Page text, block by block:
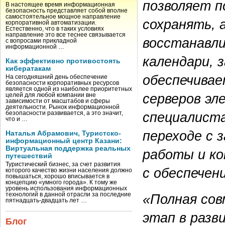
В настоящее время информационная
безопасность представляет собой вполне
самостоятельное мощное направление
корпоративной автоматизации.
Естественно, что в таких условиях
направление это все теснее связывается
с вопросами прикладной
информационной …
Как эффективно противостоять
кибератакам
На сегодняшний день обеспечение
безопасности корпоративных ресурсов
является одной из наиболее приоритетных
целей для любой компании вне
зависимости от масштабов и сферы
деятельности. Рынок информационной
безопасности развивается, а это значит,
что и …
Наталья Абрамович, Туристско-
информационный центр Казани:
Виртуальная поддержка реальных
путешествий
Туристический бизнес, за счет развития
которого качество жизни населения должно
повышаться, хорошо вписывается в
концепцию «умного города». К тому же
уровень использования информационных
технологий в данной отрасли за последние
пятнадцать-двадцать лет …
Блог
позволяет
сохранять,
календари,
серверов
переходе с
работы и
с
«Полная
этап в